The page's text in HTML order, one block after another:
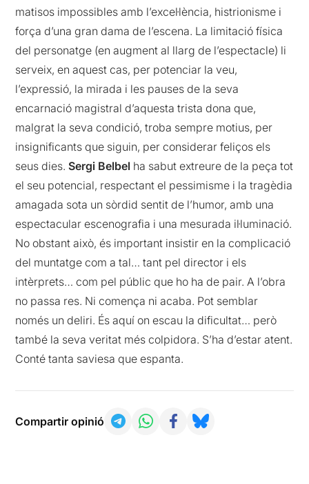
matisos impossibles amb l’excel·lència, histrionisme i
força d’una gran dama de l’escena. La limitació física
del personatge (en augment al llarg de l’espectacle) li
serveix, en aquest cas, per potenciar la veu,
l’expressió, la mirada i les pauses de la seva
encarnació magistral d’aquesta trista dona que,
malgrat la seva condició, troba sempre motius, per
insignificants que siguin, per considerar feliços els
seus dies.Sergi Belbel ha sabut extreure de la peça tot
el seu potencial, respectant el pessimisme i la tragèdia
amagada sota un sòrdid sentit de l’humor, amb una
espectacular escenografia i una mesurada il·luminació.
No obstant això, és important insistir en la complicació
del muntatge com a tal… tant pel director i els
intèrprets… com pel públic que ho ha de pair. A l’obra
no passa res. Ni comença ni acaba. Pot semblar
només un deliri. És aquí on escau la dificultat… però
també la seva veritat més colpidora. S’ha d’estar atent.
Conté tanta saviesa que espanta.
Compartir opinió